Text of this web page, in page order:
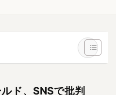
ド、SNSで批判